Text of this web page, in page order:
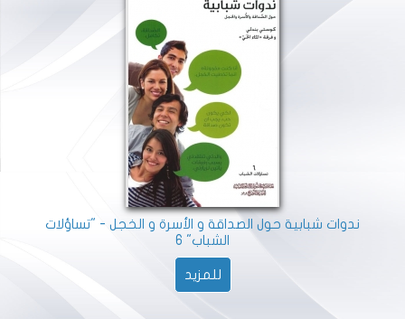
ندوات شبابية حول الصداقة و الأسرة و الخجل - "تساؤلات
الشباب" 6
للمزيد